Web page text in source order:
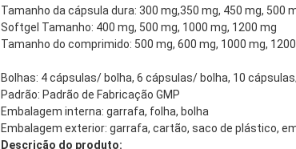
Tamanho da cápsula dura: 300 mg,350 mg, 450 mg, 500
Softgel Tamanho: 400 mg, 500 mg, 1000 mg, 1200 mg
Tamanho do comprimido: 500 mg, 600 mg, 1000 mg,
Bolhas: 4 cápsulas/ bolha, 6 cápsulas/ bolha, 10
Padrão: Padrão de Fabricação GMP
Embalagem interna: garrafa, folha, bolha
Embalagem exterior: garrafa, cartão, saco de plástico,
Descrição do produto: